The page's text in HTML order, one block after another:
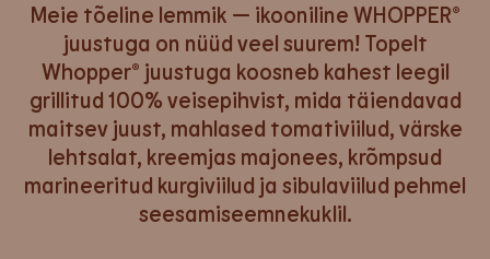
Meie tõeline lemmik — ikooniline WHOPPER®
juustuga on nüüd veel suurem! Topelt
Whopper® juustuga koosneb kahest leegil
grillitud 100% veisepihvist, mida täiendavad
maitsev juust, mahlased tomativiilud, värske
lehtsalat, kreemjas majonees, krõmpsud
marineeritud kurgiviilud ja sibulaviilud pehmel
seesamiseemnekuklil.